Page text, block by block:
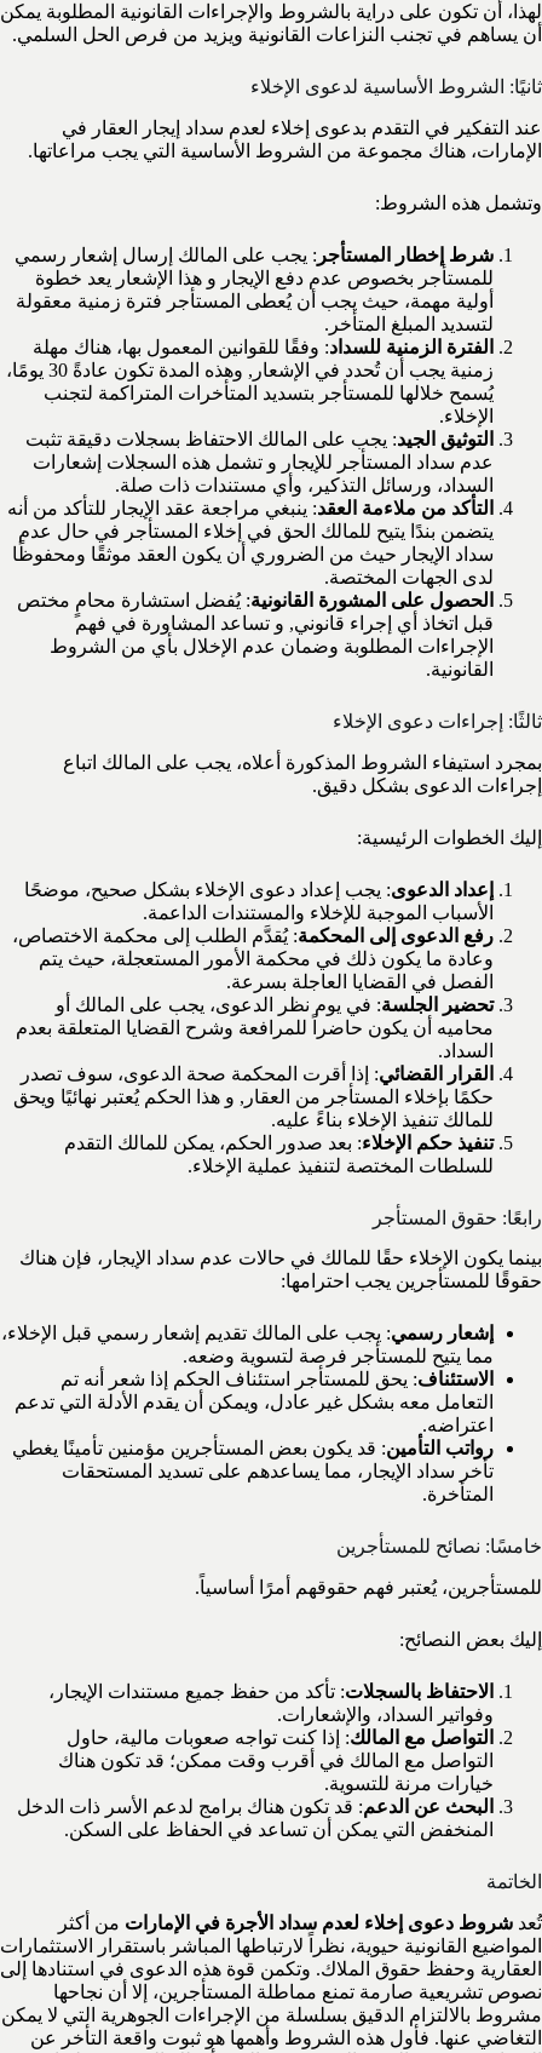
لهذا، أن تكون على دراية بالشروط والإجراءات القانونية المطلوبة يمكن
أن يساهم في تجنب النزاعات القانونية ويزيد من فرص الحل السلمي.
ثانيًا: الشروط الأساسية لدعوى الإخلاء
عند التفكير في التقدم بدعوى إخلاء لعدم سداد إيجار العقار في
الإمارات، هناك مجموعة من الشروط الأساسية التي يجب مراعاتها.
وتشمل هذه الشروط:
شرط إخطار المستأجر : يجب على المالك إرسال إشعار رسمي
للمستأجر بخصوص عدم دفع الإيجار و هذا الإشعار يعد خطوة
أولية مهمة، حيث يجب أن يُعطى المستأجر فترة زمنية معقولة
لتسديد المبلغ المتأخر.
الفترة الزمنية للسداد: وفقًا للقوانين المعمول بها، هناك مهلة
زمنية يجب أن تُحدد في الإشعار, وهذه المدة تكون عادةً 30 يومًا،
يُسمح خلالها للمستأجر بتسديد المتأخرات المتراكمة لتجنب
الإخلاء.
التوثيق الجيد: يجب على المالك الاحتفاظ بسجلات دقيقة تثبت
عدم سداد المستأجر للإيجار و تشمل هذه السجلات إشعارات
السداد، ورسائل التذكير، وأي مستندات ذات صلة.
التأكد من ملاءمة العقد: ينبغي مراجعة عقد الإيجار للتأكد من أنه
يتضمن بندًا يتيح للمالك الحق في إخلاء المستأجر في حال عدم
سداد الإيجار حيث من الضروري أن يكون العقد موثقًا ومحفوظًا
لدى الجهات المختصة.
الحصول على المشورة القانونية: يُفضل استشارة محامٍ مختص
قبل اتخاذ أي إجراء قانوني, و تساعد المشاورة في فهم
الإجراءات المطلوبة وضمان عدم الإخلال بأي من الشروط
القانونية.
ثالثًا: إجراءات دعوى الإخلاء
بمجرد استيفاء الشروط المذكورة أعلاه، يجب على المالك اتباع
إجراءات الدعوى بشكل دقيق.
إليك الخطوات الرئيسية:
إعداد الدعوى: يجب إعداد دعوى الإخلاء بشكل صحيح، موضحًا
الأسباب الموجبة للإخلاء والمستندات الداعمة.
رفع الدعوى إلى المحكمة: يُقدَّم الطلب إلى محكمة الاختصاص،
وعادة ما يكون ذلك في محكمة الأمور المستعجلة، حيث يتم
الفصل في القضايا العاجلة بسرعة.
تحضير الجلسة: في يوم نظر الدعوى، يجب على المالك أو
محاميه أن يكون حاضراً للمرافعة وشرح القضايا المتعلقة بعدم
السداد.
القرار القضائي: إذا أقرت المحكمة صحة الدعوى، سوف تصدر
حكمًا بإخلاء المستأجر من العقار, و هذا الحكم يُعتبر نهائيًا ويحق
للمالك تنفيذ الإخلاء بناءً عليه.
تنفيذ حكم الإخلاء: بعد صدور الحكم، يمكن للمالك التقدم
للسلطات المختصة لتنفيذ عملية الإخلاء.
رابعًا: حقوق المستأجر
بينما يكون الإخلاء حقًا للمالك في حالات عدم سداد الإيجار، فإن هناك
حقوقًا للمستأجرين يجب احترامها:
إشعار رسمي: يجب على المالك تقديم إشعار رسمي قبل الإخلاء،
مما يتيح للمستأجر فرصة لتسوية وضعه.
الاستئناف: يحق للمستأجر استئناف الحكم إذا شعر أنه تم
التعامل معه بشكل غير عادل، ويمكن أن يقدم الأدلة التي تدعم
اعتراضه.
رواتب التأمين: قد يكون بعض المستأجرين مؤمنين تأمينًا يغطي
تأخر سداد الإيجار، مما يساعدهم على تسديد المستحقات
المتأخرة.
خامسًا: نصائح للمستأجرين
للمستأجرين، يُعتبر فهم حقوقهم أمرًا أساسياً.
إليك بعض النصائح:
الاحتفاظ بالسجلات: تأكد من حفظ جميع مستندات الإيجار،
وفواتير السداد، والإشعارات.
التواصل مع المالك: إذا كنت تواجه صعوبات مالية، حاول
التواصل مع المالك في أقرب وقت ممكن؛ قد تكون هناك
خيارات مرنة للتسوية.
البحث عن الدعم: قد تكون هناك برامج لدعم الأسر ذات الدخل
المنخفض التي يمكن أن تساعد في الحفاظ على السكن.
الخاتمة
تُعد شروط دعوى إخلاء لعدم سداد الأجرة في الإمارات من أكثر
المواضيع القانونية حيوية، نظراً لارتباطها المباشر باستقرار الاستثمارات
العقارية وحفظ حقوق الملاك. وتكمن قوة هذه الدعوى في استنادها إلى
نصوص تشريعية صارمة تمنع مماطلة المستأجرين، إلا أن نجاحها
مشروط بالالتزام الدقيق بسلسلة من الإجراءات الجوهرية التي لا يمكن
التغاضي عنها. فأول هذه الشروط وأهمها هو ثبوت واقعة التأخر عن